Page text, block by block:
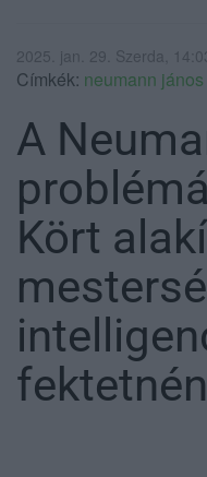
2025. jan. 29. Szerda,
Címkék: neumann
A
Kört